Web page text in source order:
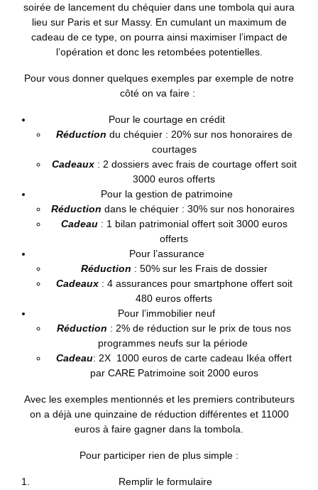
soirée de lancement du chéquier dans une tombola qui aura
lieu sur Paris et sur Massy. En cumulant un maximum de
cadeau de ce type, on pourra ainsi maximiser l’impact de
l’opération et donc les retombées potentielles.
Pour vous donner quelques exemples par exemple de notre
côté on va faire :
Pour le courtage en crédit
Réduction du chéquier : 20% sur nos honoraires de
courtages
Cadeaux: 2 dossiers avec frais de courtage offert soit
3000 euros offerts
Pour la gestion de patrimoine
Réduction dans le chéquier : 30% sur nos honoraires
Cadeau: 1 bilan patrimonial offert soit 3000 euros
offerts
Pour l’assurance
Réduction : 50% sur les Frais de dossier
Cadeaux: 4 assurances pour smartphone offert soit
480 euros offerts
Pour l’immobilier neuf
Réduction : 2% de réduction sur le prix de tous nos
programmes neufs sur la période
Cadeau: 2X 1000 euros de carte cadeau Ikéa offert
par CARE Patrimoine soit 2000 euros
Avec les exemples mentionnés et les premiers contributeurs
on a déjà une quinzaine de réduction différentes et 11000
euros à faire gagner dans la tombola.
Pour participer rien de plus simple :
Remplir le formulaire